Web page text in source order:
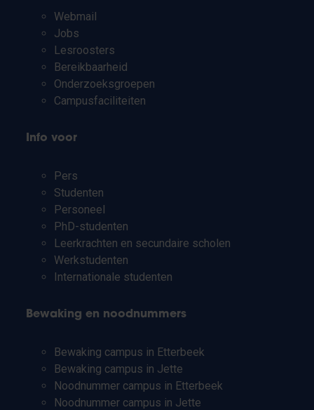
Webmail
Jobs
Lesroosters
Bereikbaarheid
Onderzoeksgroepen
Campusfaciliteiten
Info voor
Pers
Studenten
Personeel
PhD-studenten
Leerkrachten en secundaire scholen
Werkstudenten
Internationale studenten
Bewaking en noodnummers
Bewaking campus in Etterbeek
Bewaking campus in Jette
Noodnummer campus in Etterbeek
Noodnummer campus in Jette